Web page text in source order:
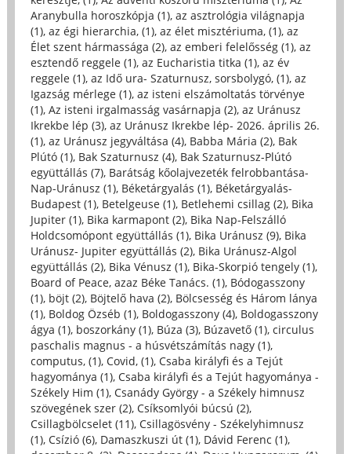
Aranybulla horoszkópja (1), az asztrológia világnapja
(1), az égi hierarchia, (1), az élet misztériuma, (1), az
Élet szent hármassága (2), az emberi felelősség (1), az
esztendő reggele (1), az Eucharistia titka (1), az év
reggele (1), az Idő ura- Szaturnusz, sorsbolygó, (1), az
Igazság mérlege (1), az isteni elszámoltatás törvénye
(1), Az isteni irgalmasság vasárnapja (2), az Uránusz
Ikrekbe lép (3), az Uránusz Ikrekbe lép- 2026. április 26.
(1), az Uránusz jegyváltása (4), Babba Mária (2), Bak
Plútó (1), Bak Szaturnusz (4), Bak Szaturnusz-Plútó
együttállás (7), Barátság kőolajvezeték felrobbantása-
Nap-Uránusz (1), Béketárgyalás (1), Béketárgyalás-
Budapest (1), Betelgeuse (1), Betlehemi csillag (2), Bika
Jupiter (1), Bika karmapont (2), Bika Nap-Felszálló
Holdcsomópont együttállás (1), Bika Uránusz (9), Bika
Uránusz- Jupiter együttállás (2), Bika Uránusz-Algol
együttállás (2), Bika Vénusz (1), Bika-Skorpió tengely (1),
Board of Peace, azaz Béke Tanács. (1), Bódogasszony
(1), böjt (2), Böjtelő hava (2), Bölcsesség és Három lánya
(1), Boldog Özséb (1), Boldogasszony (4), Boldogasszony
ágya (1), boszorkány (1), Búza (3), Búzavető (1), circulus
paschalis magnus - a húsvétszámítás nagy (1),
computus, (1), Covid, (1), Csaba királyfi és a Tejút
hagyománya (1), Csaba királyfi és a Tejút hagyománya -
Székely Him (1), Csanády György - a Székely himnusz
szövegének szer (2), Csíksomlyói búcsú (2),
Csillagbölcselet (11), Csillagösvény - Székelyhimnusz
(1), Csízió (6), Damaszkuszi út (1), Dávid Ferenc (1),